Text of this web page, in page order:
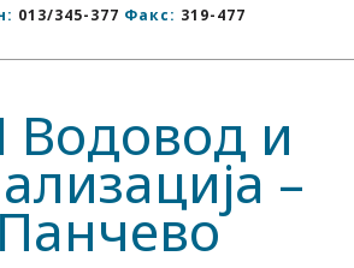
013/345-377 Факс: 319-477
Водовод и
–
Панчево